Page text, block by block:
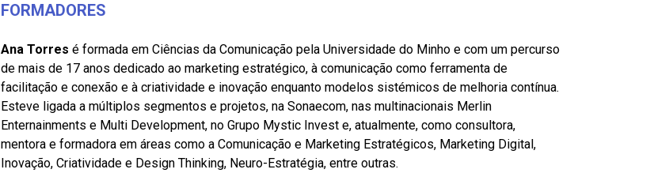
FORMADORES
Ana Torres é formada em Ciências da Comunicação pela Universidade do Minho e com um percurso
de mais de 17 anos dedicado ao marketing estratégico, à comunicação como ferramenta de
facilitação e conexão e à criatividade e inovação enquanto modelos sistémicos de melhoria contínua.
Esteve ligada a múltiplos segmentos e projetos, na Sonaecom, nas multinacionais Merlin
Enternainments e Multi Development, no Grupo Mystic Invest e, atualmente, como consultora,
mentora e formadora em áreas como a Comunicação e Marketing Estratégicos, Marketing Digital,
Inovação, Criatividade e Design Thinking, Neuro-Estratégia, entre outras.